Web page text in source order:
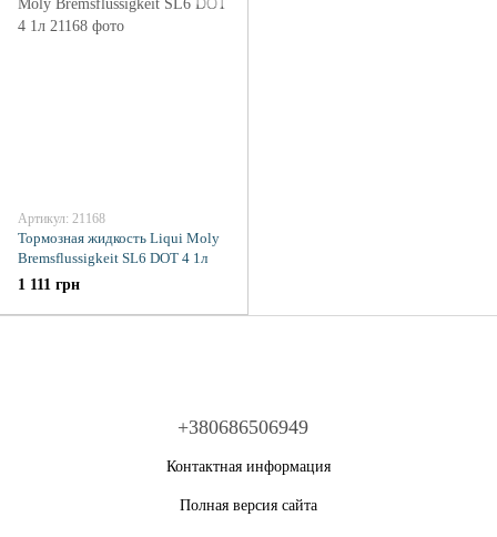
Артикул: 21168
Тормозная жидкость Liqui Moly
Bremsflussigkeit SL6 DOT 4 1л
1 111 грн
+380686506949
Контактная информация
Полная версия сайта